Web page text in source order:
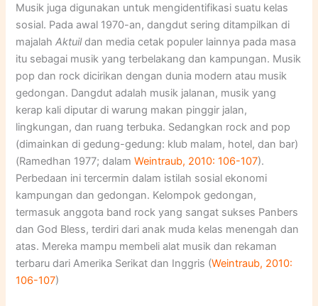
Musik juga digunakan untuk mengidentifikasi suatu kelas
sosial. Pada awal 1970-an, dangdut sering ditampilkan di
majalahAktuildan media cetak populer lainnya pada masa
itu sebagai musik yang terbelakang dan kampungan. Musik
pop dan rock dicirikan dengan dunia modern atau musik
gedongan. Dangdut adalah musik jalanan, musik yang
kerap kali diputar di warung makan pinggir jalan,
lingkungan, dan ruang terbuka. Sedangkan rock and pop
(dimainkan di gedung-gedung: klub malam, hotel, dan bar)
(Ramedhan 1977; dalamWeintraub, 2010: 106-107).
Perbedaan ini tercermin dalam istilah sosial ekonomi
kampungan dan gedongan. Kelompok gedongan,
termasuk anggota band rock yang sangat sukses Panbers
dan God Bless, terdiri dari anak muda kelas menengah dan
atas. Mereka mampu membeli alat musik dan rekaman
terbaru dari Amerika Serikat dan Inggris (Weintraub, 2010:
106-107)